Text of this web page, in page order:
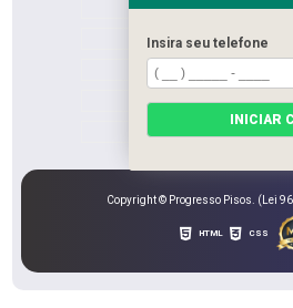
QUEM SOMOS
SERVIÇOS
CATEGORIAS
Copyright © Progresso Pisos. (Lei
HTML CSS
Insira seu telefone
INICIAR